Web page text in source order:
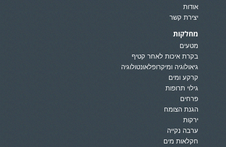
אודות
יצירת קשר
מחלקות
מטעים
בקרת איכות לאחר קטיף
גיאולוגיה ומיקרופלאונטולוגיה
קרקע ומים
גילוי תרופות
פרחים
הגנת הצומח
ירקות
ערבה נקייה
חקלאות מים